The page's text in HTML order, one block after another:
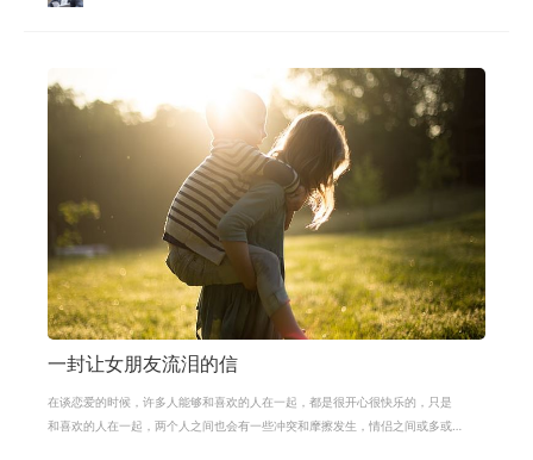
一封让女朋友流泪的信
在谈恋爱的时候，许多人能够和喜欢的人在一起，都是很开心很快乐的，只是
和喜欢的人在一起，两个人之间也会有一些冲突和摩擦发生，情侣之间或多或